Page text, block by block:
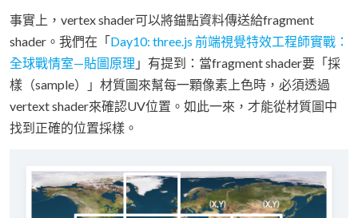
事實上，vertex shader可以將錨點資料傳送給fragment
shader。我們在「Day10: three.js 前端視覺特效工程師實戰：
全球戰情室—貼圖原理 」有提到：當fragment shader要「採
樣（sample）」材質圖來幫每一顆像素上色時，必須透過
vertext shader來確認UV位置。如此一來，才能從材質圖中
找到正確的位置採樣。